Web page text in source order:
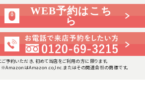
WEB予約はこち
ら
約いただき、初めて当店をご利用の方に限ります。
※AmazonはAmazon.co,Inc.またはその関連会社の商標です。